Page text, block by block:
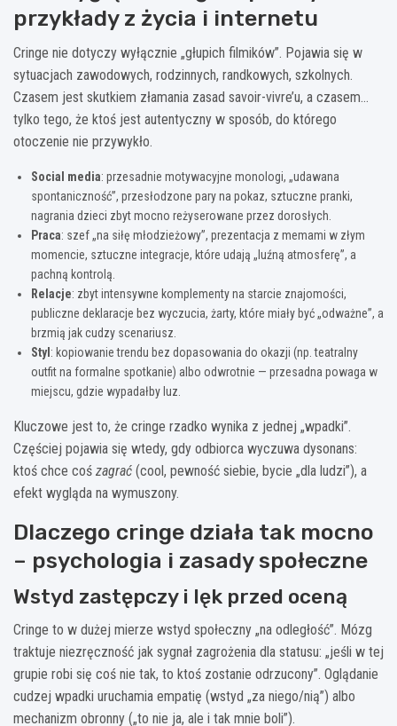
przykłady z życia i internetu
Cringe nie dotyczy wyłącznie „głupich filmików”. Pojawia się w
sytuacjach zawodowych, rodzinnych, randkowych, szkolnych.
Czasem jest skutkiem złamania zasad savoir-vivre’u, a czasem…
tylko tego, że ktoś jest autentyczny w sposób, do którego
otoczenie nie przywykło.
Social media: przesadnie motywacyjne monologi, „udawana
spontaniczność”, przesłodzone pary na pokaz, sztuczne pranki,
nagrania dzieci zbyt mocno reżyserowane przez dorosłych.
Praca: szef „na siłę młodzieżowy”, prezentacja z memami w złym
momencie, sztuczne integracje, które udają „luźną atmosferę”, a
pachną kontrolą.
Relacje: zbyt intensywne komplementy na starcie znajomości,
publiczne deklaracje bez wyczucia, żarty, które miały być „odważne”, a
brzmią jak cudzy scenariusz.
Styl : kopiowanie trendu bez dopasowania do okazji (np. teatralny
outfit na formalne spotkanie) albo odwrotnie — przesadna powaga w
miejscu, gdzie wypadałby luz.
Kluczowe jest to, że cringe rzadko wynika z jednej „wpadki”.
Częściej pojawia się wtedy, gdy odbiorca wyczuwa dysonans:
ktoś chce coś zagrać (cool, pewność siebie, bycie „dla ludzi”), a
efekt wygląda na wymuszony.
Dlaczego cringe działa tak mocno
– psychologia i zasady społeczne
Wstyd zastępczy i lęk przed oceną
Cringe to w dużej mierze wstyd społeczny „na odległość”. Mózg
traktuje niezręczność jak sygnał zagrożenia dla statusu: „jeśli w tej
grupie robi się coś nie tak, to ktoś zostanie odrzucony”. Oglądanie
cudzej wpadki uruchamia empatię (wstyd „za niego/nią”) albo
mechanizm obronny („to nie ja, ale i tak mnie boli”).